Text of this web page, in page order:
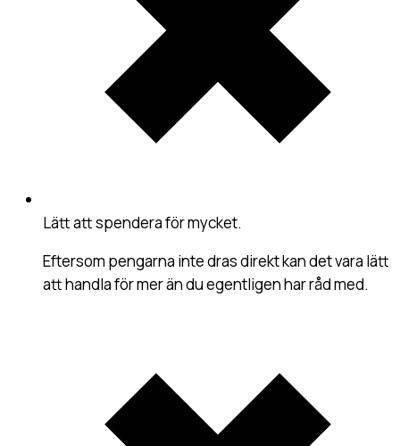
Lätt att spendera för mycket.
Eftersom pengarna inte dras direkt kan det vara lätt
att handla för mer än du egentligen har råd med.